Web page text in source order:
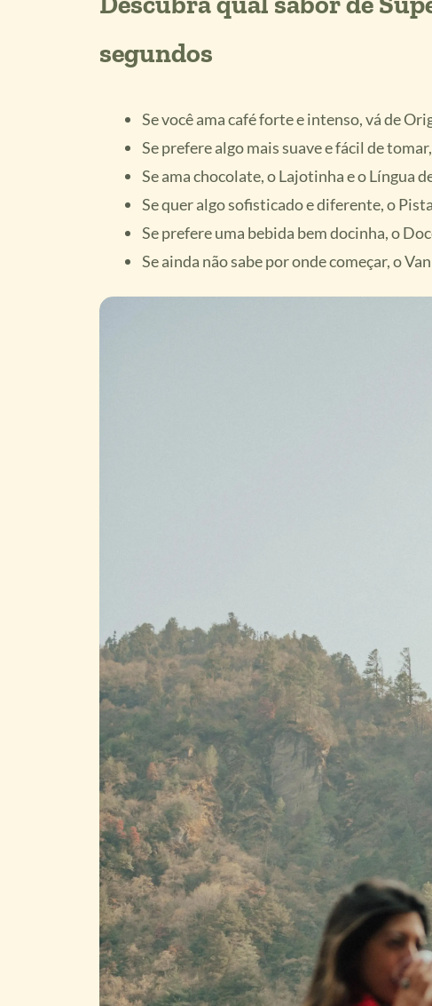
segundos
Se você ama café forte e intenso, vá de
Se prefere algo mais suave e fácil de
Se ama chocolate, o Lajotinha e o Língua
Se quer algo sofisticado e diferente, o
Se prefere uma bebida bem docinha, o
Se ainda não sabe por onde começar, o